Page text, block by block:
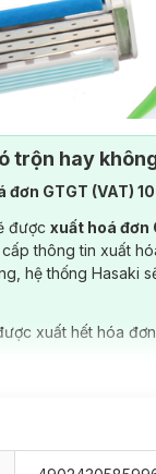
đối với phái
dao cạo tốt là
da cũng như
trộn hay
đơn GTGT (VAT)
được xuất hoá đơn
thông tin xuất
hệ thống Hasaki
xuất hết hóa